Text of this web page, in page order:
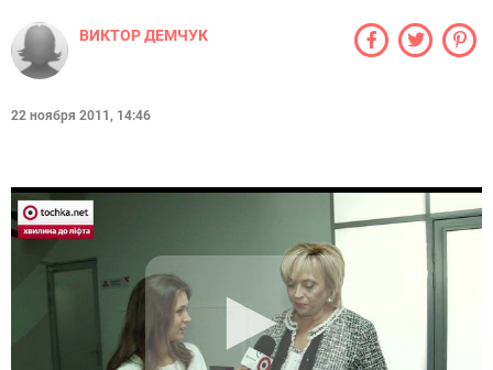
ВИКТОР ДЕМЧУК
22 ноября 2011, 14:46